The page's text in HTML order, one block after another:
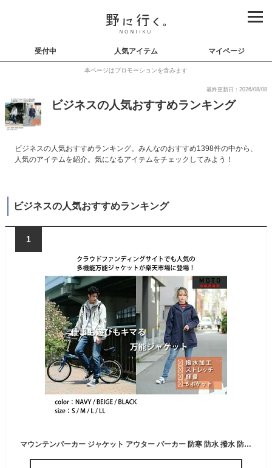
受付中 人気アイテム マイページ
本ページはプロモーションを含みます
最終更新日：2026/08/08
ビジネスの人気おすすめランキング
ビジネスの人気おすすめランキング。みんなのおすすめ1398件の中から、
人気のアイテムを紹介。気になるアイテムをチェックしてみよう！
ビジネスの人気おすすめランキング
1
マウンテンパーカー ジャケット アウター パーカー 防寒 防水 撥水 防風 ストレッチ 軽量 3層構造 パッカブル 大量収納ポケット 止水ファスナー 多機能 アウトドア ビジネス 通勤 サイクリング カジュアル メンズ レディース ユニセックス 秋冬 ネイビー ベージュ ブラック